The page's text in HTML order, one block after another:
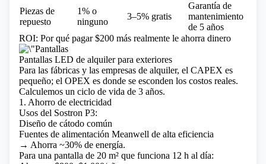
Piezas de
repuesto
1% o
ninguno
3–5% gratis
Garantía de
mantenimiento
de 5 años
ROI: Por qué pagar $200 más realmente le ahorra dinero
Pantallas LED de alquiler para exteriores
Para las fábricas y las empresas de alquiler, el CAPEX es
pequeño; el OPEX es donde se esconden los costos reales.
Calculemos un ciclo de vida de 3 años.
1. Ahorro de electricidad
Usos del Sostron P3:
Diseño de cátodo común
Fuentes de alimentación Meanwell de alta eficiencia
→ Ahorra ~30% de energía.
Para una pantalla de 20 m² que funciona 12 h al día: